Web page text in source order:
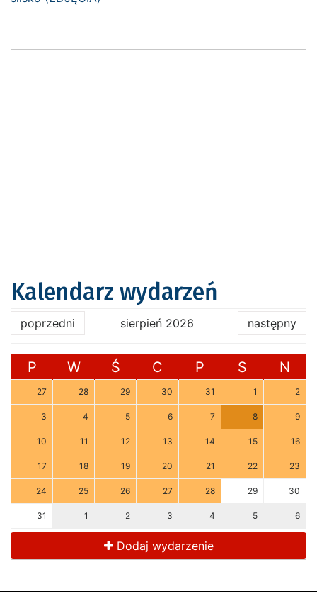
Kalendarz wydarzeń
poprzedni sierpień 2026 następny
P W Ś C P S N
27 28 29 30 31 1 2
3 4 5 6 7 8 9
10 11 12 13 14 15 16
17 18 19 20 21 22 23
24 25 26 27 28 29 30
31 1 2 3 4 5 6
Dodaj wydarzenie